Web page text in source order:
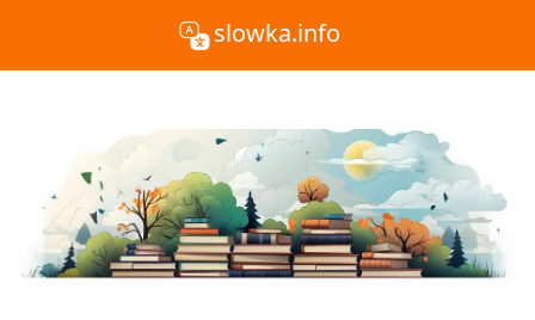
slowka.info